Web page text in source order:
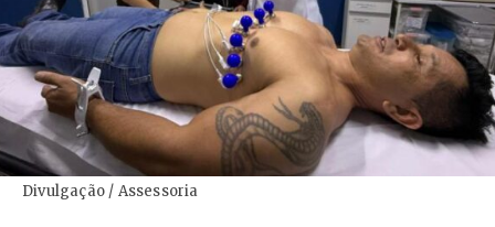
Divulgação / Assessoria